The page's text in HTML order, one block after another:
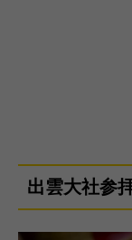
出雲大社参